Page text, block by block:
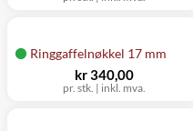
Ringgaffelnøkkel 17 mm
pr. stk. | inkl. mva.
kr 340,00